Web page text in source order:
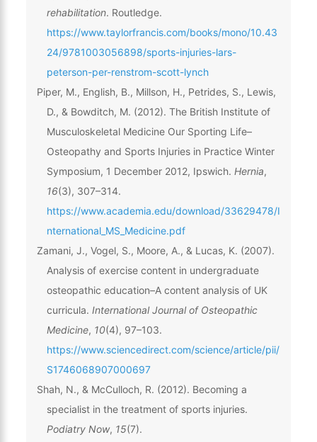
rehabilitation. Routledge.
https://www.taylorfrancis.com/books/mono/10.43
24/9781003056898/sports-injuries-lars-
peterson-per-renstrom-scott-lynch
Piper, M., English, B., Millson, H., Petrides, S., Lewis,
D., & Bowditch, M. (2012). The British Institute of
Musculoskeletal Medicine Our Sporting Life–
Osteopathy and Sports Injuries in Practice Winter
Symposium, 1 December 2012, Ipswich. Hernia,
16(3), 307–314.
https://www.academia.edu/download/33629478/I
nternational_MS_Medicine.pdf
Zamani, J., Vogel, S., Moore, A., & Lucas, K. (2007).
Analysis of exercise content in undergraduate
osteopathic education–A content analysis of UK
curricula. International Journal of Osteopathic
Medicine, 10(4), 97–103.
https://www.sciencedirect.com/science/article/pii/
S1746068907000697
Shah, N., & McCulloch, R. (2012). Becoming a
specialist in the treatment of sports injuries.
Podiatry Now, 15(7).